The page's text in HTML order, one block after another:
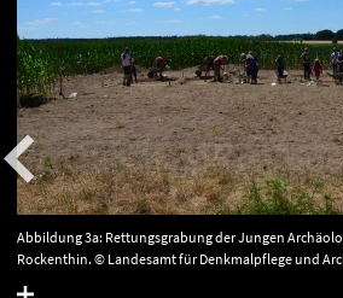
Abbildung 3a: Rettungsgrabung der Jungen
Rockenthin. © Landesamt für Denkmalpflege und